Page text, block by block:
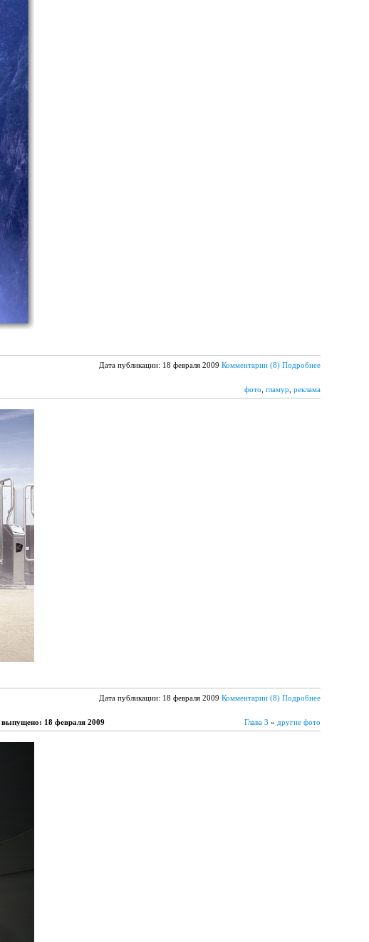
Дата публикации: 18 февраля 2009 Комментарии (8) Подробнее
фото гламур реклама
Дата публикации: 18 февраля 2009 Комментарии (8) Подробнее
выпущено: 18 февраля 2009 Глава 3 » другие фото